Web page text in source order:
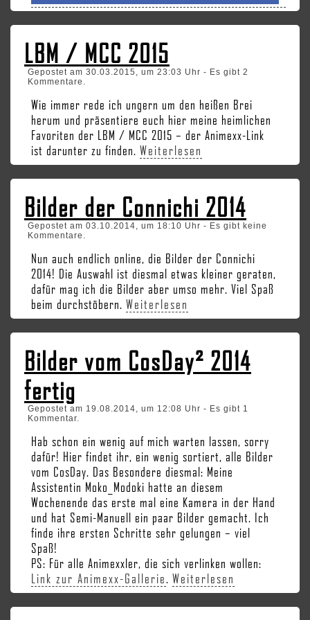
LBM / MCC 2015
Gepostet am 30.03.2015, um 23:03 Uhr - Es gibt 2
Kommentare.
Wie immer rede ich ungern um den heißen Brei
herum und präsentiere euch hier meine heimlichen
Favoriten der LBM / MCC 2015 – der Animexx-Link
ist darunter zu finden. Weiterlesen
Bilder der Connichi 2014
Gepostet am 03.10.2014, um 18:10 Uhr - Es gibt keine
Kommentare.
Nun auch endlich online, die Bilder der Connichi
2014! Die Auswahl ist diesmal etwas kleiner geraten,
dafür mag ich die Bilder aber umso mehr. Viel Spaß
beim durchstöbern. Weiterlesen
Bilder vom CosDay² 2014
fertig
Gepostet am 19.08.2014, um 12:08 Uhr - Es gibt 1
Kommentar.
Hab schon ein wenig auf mich warten lassen, sorry
dafür! Hier findet ihr, ein wenig sortiert, alle Bilder
vom CosDay. Das Besondere diesmal: Meine
Assistentin Moko_Modoki hatte an diesem
Wochenende das erste mal eine Kamera in der Hand
und hat Semi-Manuell ein paar Bilder gemacht. Ich
finde ihre ersten Schritte sehr gelungen – viel
Spaß!
PS: Für alle Animexxler, die sich verlinken wollen:
Link zur Animexx-Gallerie. Weiterlesen